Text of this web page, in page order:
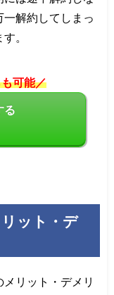
解約してしまっ
。
可能／
る
ット・デ
リット・デメリ